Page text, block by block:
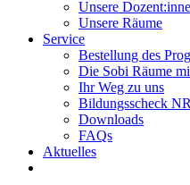
Unsere
Unsere Räume
Service
Bestellung des
Die Sobi Räume
Ihr Weg zu uns
Bildungsscheck
Downloads
FAQs
Aktuelles